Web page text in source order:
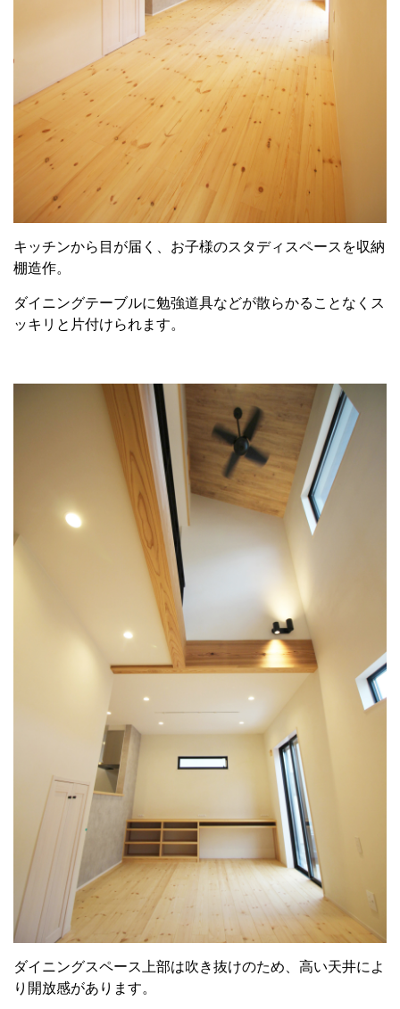
キッチンから目が届く、お子様のスタディスペースを収納
棚造作。
ダイニングテーブルに勉強道具などが散らかることなくス
ッキリと片付けられます。
ダイニングスペース上部は吹き抜けのため、高い天井によ
り開放感があります。